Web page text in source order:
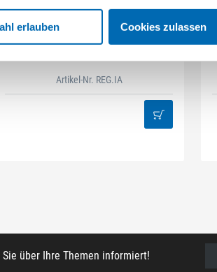
erlauben Cookies zulassen
Innenausbau Regal-Set
Artikel-Nr. REG.IA
über Ihre Themen informiert!